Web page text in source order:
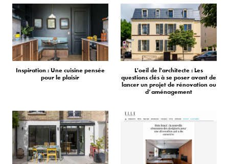
Inspiration : Une cuisine pensée
pour le plaisir
L'oeil de l'architecte : Les
questions clés à se poser avant de
lancer un projet de rénovation ou
d’aménagement